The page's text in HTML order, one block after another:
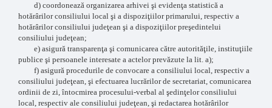
d) coordonează organizarea arhivei şi evidenţa statistică a
hotărârilor consiliului local şi a dispoziţiilor primarului, respectiv a
hotărârilor consiliului judeţean şi a dispoziţiilor preşedintelui
consiliului judeţean;
e) asigură transparenţa şi comunicarea către autorităţile, instituţiile
publice şi persoanele interesate a actelor prevăzute la lit. a);
f) asigură procedurile de convocare a consiliului local, respectiv a
consiliului judeţean, şi efectuarea lucrărilor de secretariat, comunicarea
ordinii de zi, întocmirea procesului-verbal al şedinţelor consiliului
local, respectiv ale consiliului judeţean, şi redactarea hotărârilor